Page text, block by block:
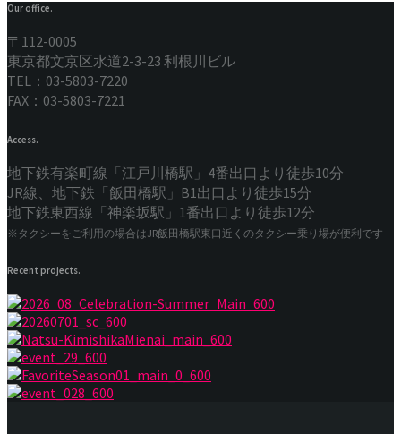
Our office.
〒112-0005
東京都文京区水道2-3-23 利根川ビル
TEL：03-5803-7220
FAX：03-5803-7221
Access.
地下鉄有楽町線「江戸川橋駅」4番出口より徒歩10分
JR線、地下鉄「飯田橋駅」B1出口より徒歩15分
地下鉄東西線「神楽坂駅」1番出口より徒歩12分
※タクシーをご利用の場合はJR飯田橋駅東口近くのタクシー乗り場が便利です
Recent projects.